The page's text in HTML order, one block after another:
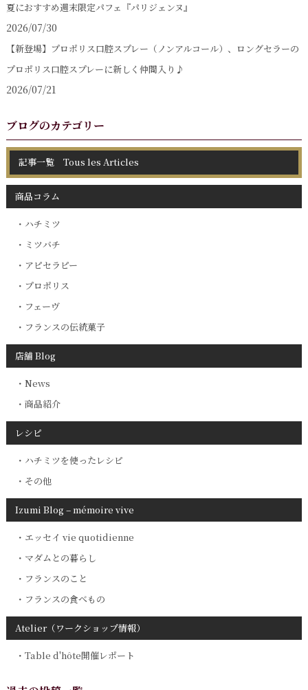
夏におすすめ週末限定パフェ『パリジェンヌ』
2026/07/30
【新登場】プロポリス口腔スプレー（ノンアルコール）、ロングセラーの
プロポリス口腔スプレーに新しく仲間入り♪
2026/07/21
ブログのカテゴリー
記事一覧 Tous les Articles
商品コラム
ハチミツ
ミツバチ
アピセラピー
プロポリス
フェーヴ
フランスの伝統菓子
店舗 Blog
News
商品紹介
レシピ
ハチミツを使ったレシピ
その他
Izumi Blog – mémoire vive
エッセイ vie quotidienne
マダムとの暮らし
フランスのこと
フランスの食べもの
Atelier（ワークショップ情報）
Table d'hôte開催レポート